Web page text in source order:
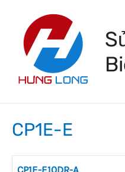
content
CP1E-E
CP1E-E10DR-A